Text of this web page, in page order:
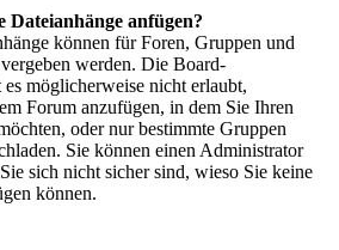
Dateianhänge anfügen?
können für Foren, Gruppen und
werden. Die Board-
möglicherweise nicht erlaubt,
Forum anzufügen, in dem Sie Ihren
oder nur bestimmte Gruppen
Sie können einen Administrator
sich nicht sicher sind, wieso Sie keine
können.